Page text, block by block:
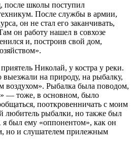
школы поступил
После службы в армии,
он не стал его заканчивать,
он работу нашел в совхозе
и, построив свой дом,
Николай, у костра у реки.
на природу, на рыбалку,
воздухом». Рыбалка была поводом,
— тоже, в основном, было
пооткровенничать с моим
любитель рыбалки, но также был
был ему «оппонентом», как он
но и слушателем прилежным